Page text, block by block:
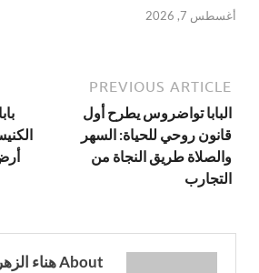
أغسطس 7, 2026
PREVIOUS ARTICLE
البابا تواضروس يطرح أول
قانون روحي للحياة: السهر
والصلاة طريق النجاة من
التجارب
About هناء الزهراني